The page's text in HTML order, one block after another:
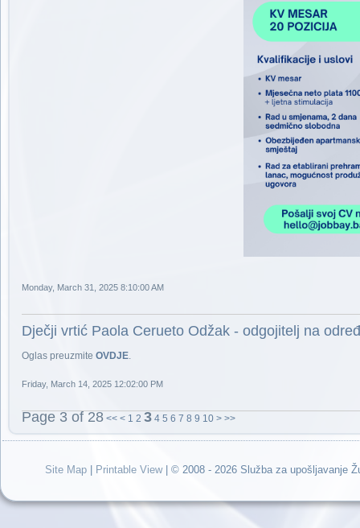
Monday, March 31, 2025 8:10:00 AM
Dječji vrtić Paola Cerueto Odžak - odgojitelj na
Oglas preuzmite OVDJE.
Friday, March 14, 2025 12:02:00 PM
Page 3 of 28 << < 1 2 3 4 5 6 7 8 9 10 > >>
Site Map Printable View| © 2008 - 2026 Služba za upošljavanje